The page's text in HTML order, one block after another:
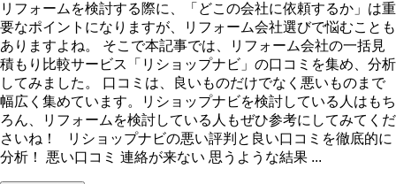
リフォームを検討する際に、「どこの会社に依頼するか」は重
要なポイントになりますが、リフォーム会社選びで悩むことも
ありますよね。 そこで本記事では、リフォーム会社の一括見
積もり比較サービス「リショップナビ」の口コミを集め、分析
してみました。 口コミは、良いものだけでなく悪いものまで
幅広く集めています。リショップナビを検討している人はもち
ろん、リフォームを検討している人もぜひ参考にしてみてくだ
さいね！ リショップナビの悪い評判と良い口コミを徹底的に
分析！ 悪い口コミ 連絡が来ない 思うような結果 ...